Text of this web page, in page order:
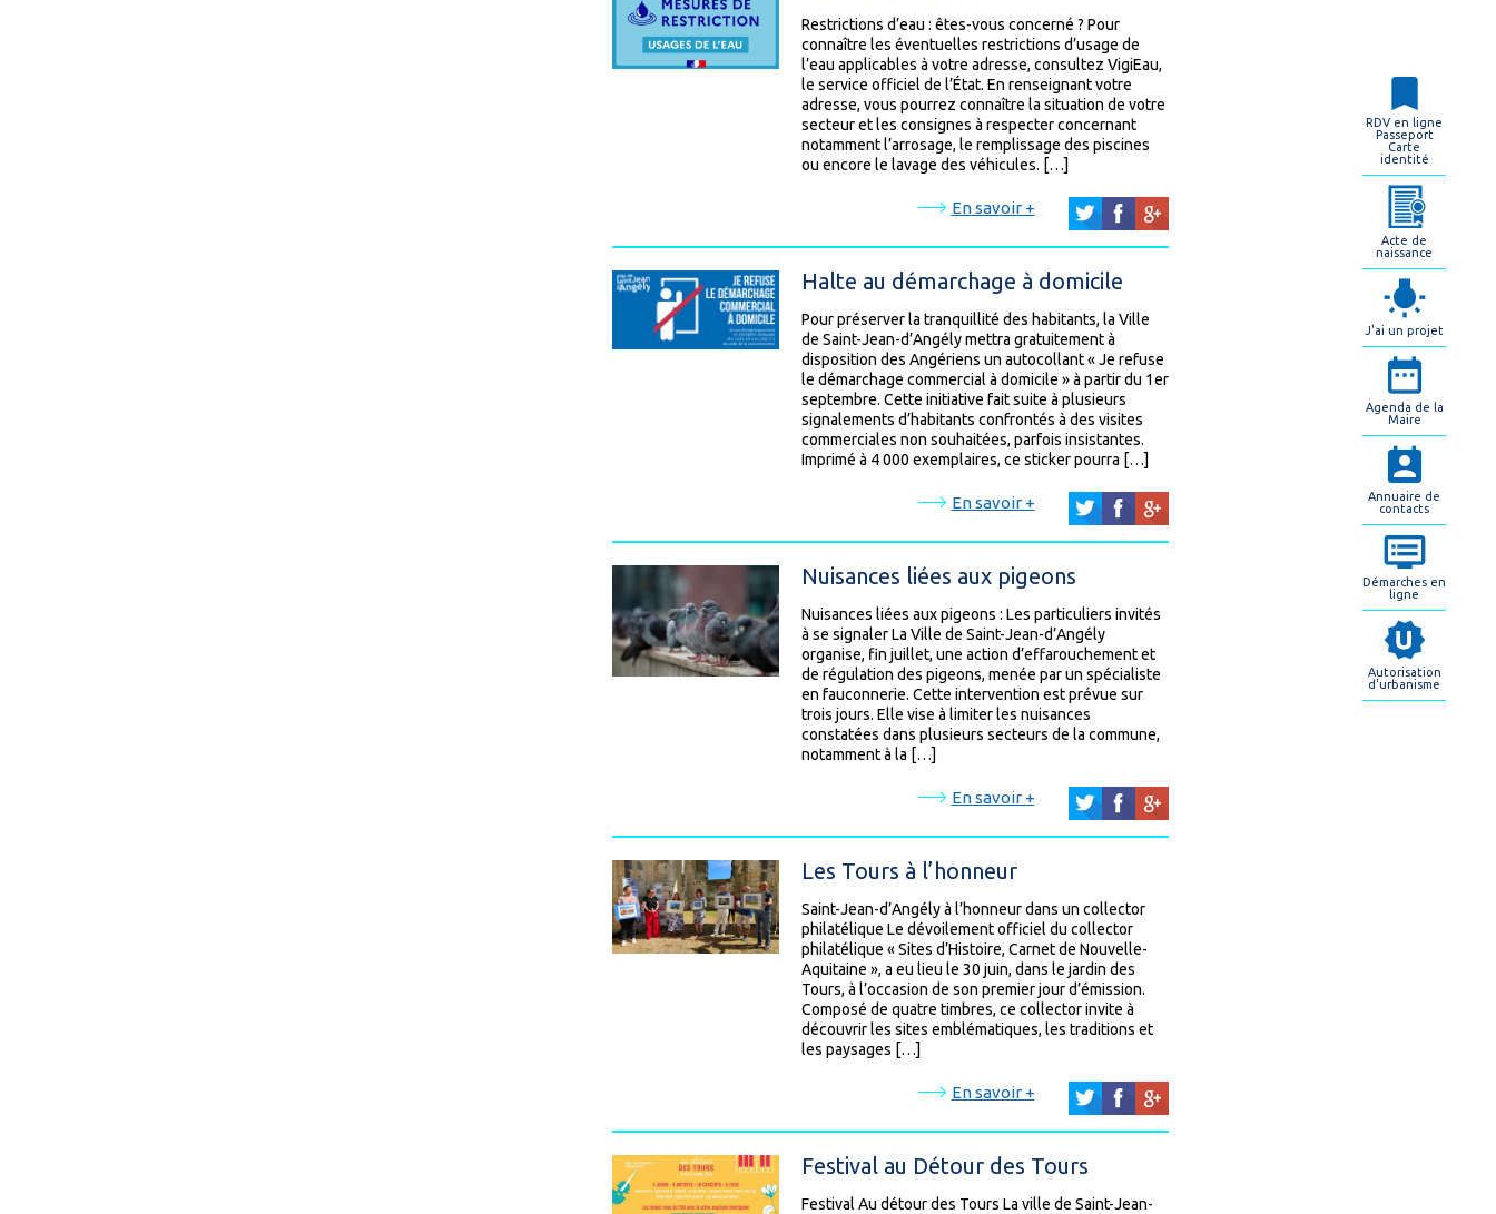
Restrictions d’eau : êtes-vous concerné ? Pour
connaître les éventuelles restrictions d’usage de
l’eau applicables à votre adresse, consultez VigiEau,
le service officiel de l’État. En renseignant votre
adresse, vous pourrez connaître la situation de votre
secteur et les consignes à respecter concernant
notamment l’arrosage, le remplissage des piscines
ou encore le lavage des véhicules. […]
En savoir +
Halte au démarchage à domicile
Pour préserver la tranquillité des habitants, la Ville
de Saint-Jean-d’Angély mettra gratuitement à
disposition des Angériens un autocollant « Je refuse
le démarchage commercial à domicile » à partir du 1er
septembre. Cette initiative fait suite à plusieurs
signalements d’habitants confrontés à des visites
commerciales non souhaitées, parfois insistantes.
Imprimé à 4 000 exemplaires, ce sticker pourra […]
En savoir +
Nuisances liées aux pigeons
Nuisances liées aux pigeons : Les particuliers invités
à se signaler La Ville de Saint-Jean-d’Angély
organise, fin juillet, une action d’effarouchement et
de régulation des pigeons, menée par un spécialiste
en fauconnerie. Cette intervention est prévue sur
trois jours. Elle vise à limiter les nuisances
constatées dans plusieurs secteurs de la commune,
notamment à la […]
En savoir +
Les Tours à l’honneur
Saint-Jean-d’Angély à l’honneur dans un collector
philatélique Le dévoilement officiel du collector
philatélique « Sites d’Histoire, Carnet de Nouvelle-
Aquitaine », a eu lieu le 30 juin, dans le jardin des
Tours, à l’occasion de son premier jour d’émission.
Composé de quatre timbres, ce collector invite à
découvrir les sites emblématiques, les traditions et
les paysages […]
En savoir +
Festival au Détour des Tours
Festival Au détour des Tours La ville de Saint-Jean-
RDV en ligne
Passeport
Carte
identité
Acte de
naissance
J'ai un projet
Agenda de la
Maire
Annuaire de
contacts
Démarches en
ligne
Autorisation
d'urbanisme